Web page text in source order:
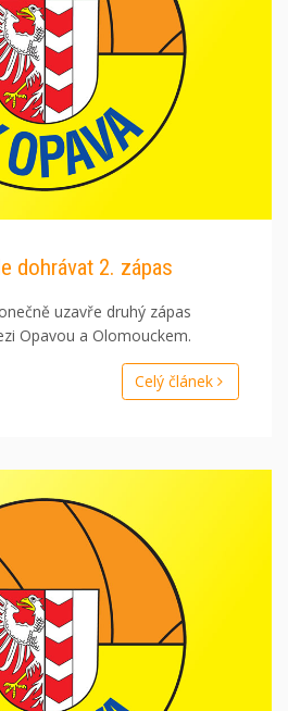
dohrávat 2. zápas
uzavře druhý zápas
Opavou a Olomouckem.
Celý článek